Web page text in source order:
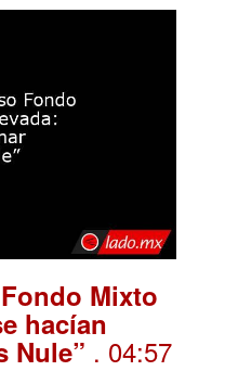
Mixto
hacían
Nule” . 04:57